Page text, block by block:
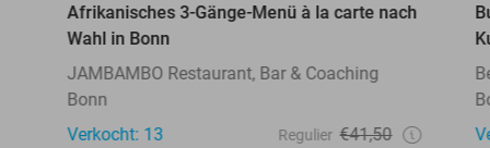
Afrikanisches 3-Gänge-Menü à la carte nach
Wahl in Bonn
JAMBAMBO Restaurant, Bar & Coaching
Bonn
Verkocht: 13
Regulier €41,50